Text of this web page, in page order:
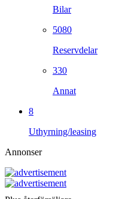
Bilar
5080
Reservdelar
330
Annat
8
Uthyrning/leasing
Annonser